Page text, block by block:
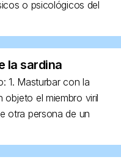
o psicológicos del
la sardina
1. Masturbar con la
objeto el miembro viril
otra persona de un